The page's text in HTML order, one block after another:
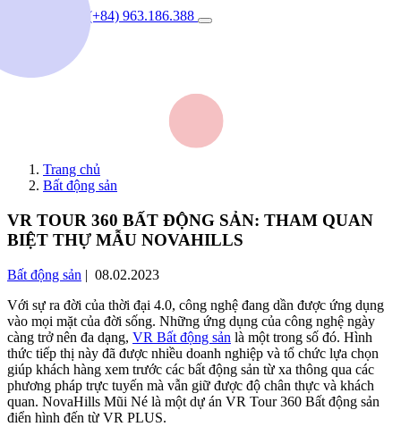
(+84) 963.186.388
Trang chủ
Bất động sản
VR TOUR 360 BẤT ĐỘNG SẢN: THAM QUAN
BIỆT THỰ MẪU NOVAHILLS
Bất động sản | 08.02.2023
Với sự ra đời của thời đại 4.0, công nghệ đang dần được ứng dụng
vào mọi mặt của đời sống. Những ứng dụng của công nghệ ngày
càng trở nên đa dạng, VR Bất động sản là một trong số đó. Hình
thức tiếp thị này đã được nhiều doanh nghiệp và tổ chức lựa chọn
giúp khách hàng xem trước các bất động sản từ xa thông qua các
phương pháp trực tuyến mà vẫn giữ được độ chân thực và khách
quan. NovaHills Mũi Né là một dự án VR Tour 360 Bất động sản
điển hình đến từ VR PLUS.